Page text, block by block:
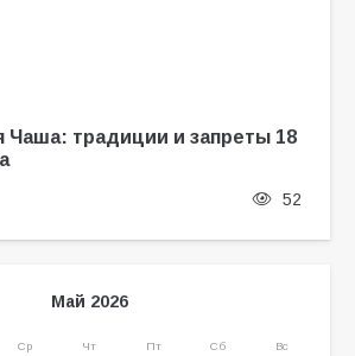
Чаша: традиции и запреты 18
52
Май 2026
Ср Чт Пт Сб Вс